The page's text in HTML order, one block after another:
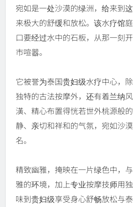
宛如是一处沙漠的绿洲，给来到
来极大的舒缓和放松。该水疗馆
口要经过水中的石板，从那一刻
市喧嚣。
它被誉为泰国贵妇级水疗中心，
独特的古法按摩外，还有着兰纳
潢、精心布置得恍若世外桃源般
静、亲切和祥和的气氛，宛如沙
名。
精致幽雅，掩映在一片绿色中，
雅的环境，加上专业按摩技师用
味到贵妇级享受身心舒畅放松与